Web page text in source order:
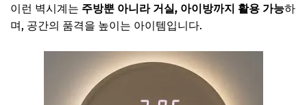
이런 벽시계는 주방뿐 아니라 거실, 아이방까지 활용 가능하
며, 공간의 품격을 높이는 아이템입니다.